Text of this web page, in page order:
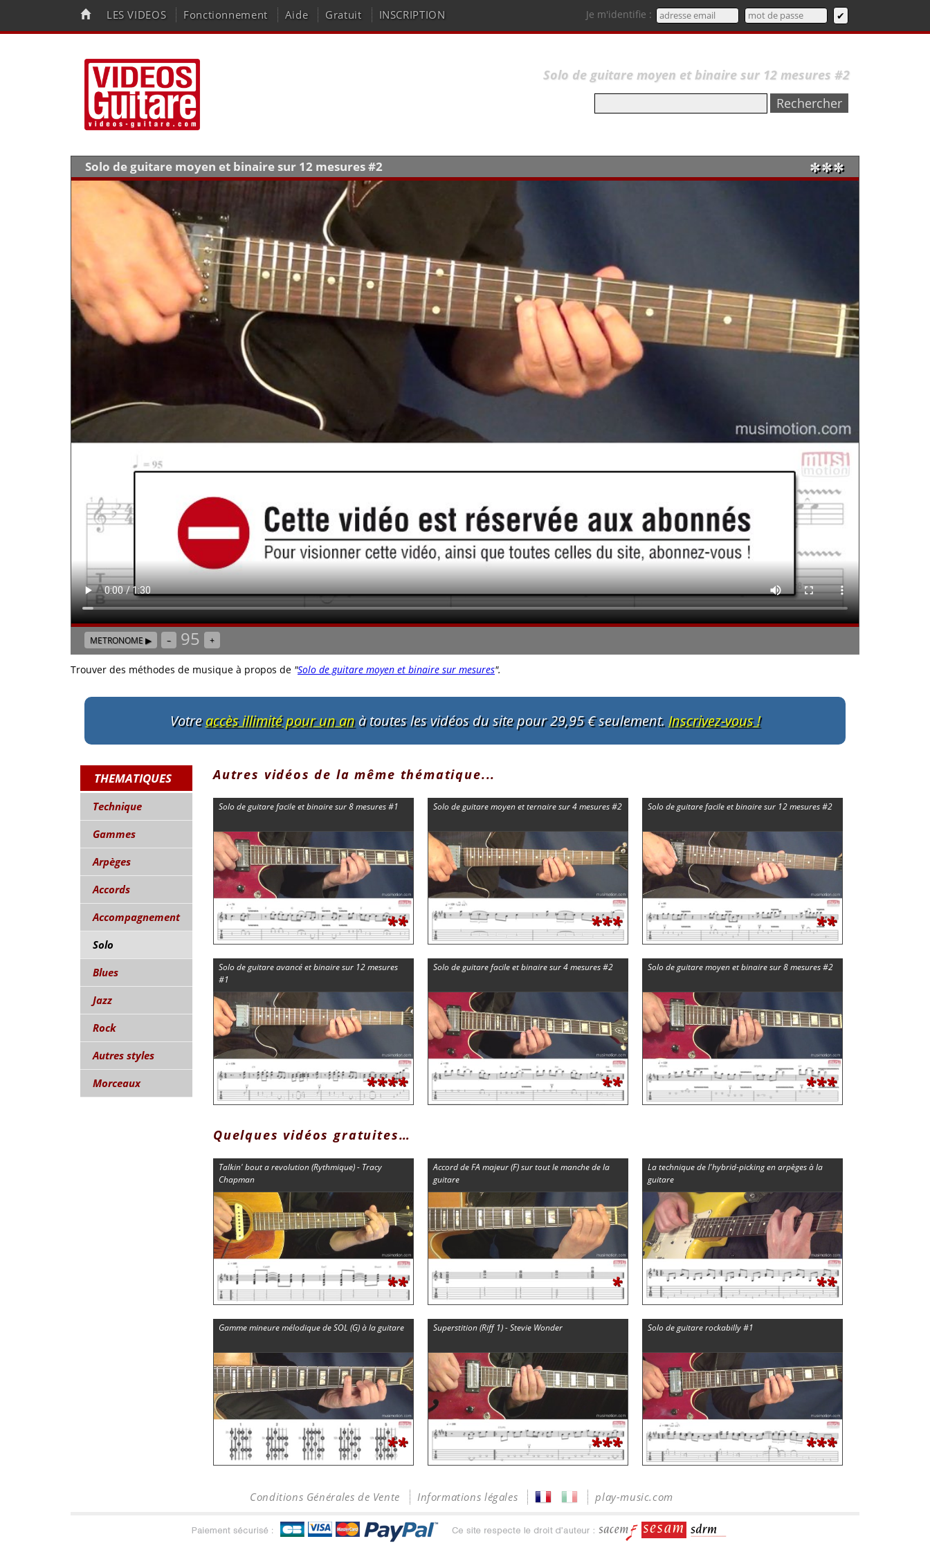
LES VIDEOS Fonctionnement Aide Gratuit INSCRIPTION Je m'identifie :
Solo de guitare moyen et binaire sur 12 mesures #2
Solo de guitare moyen et binaire sur 12 mesures #2 ✼✼✼
METRONOME ▶ – 95 +
Trouver des méthodes de musique à propos de "Solo de guitare moyen et binaire sur mesures".
Votreaccès illimité pour un anà toutes les vidéos du site pour 29,95 € seulement. Inscrivez-vous !
THEMATIQUES
Technique
Gammes
Arpèges
Accords
Accompagnement
Solo
Blues
Jazz
Rock
Autres styles
Morceaux
Autres vidéos de la même thématique...
Solo de guitare facile et binaire sur 8 mesures #1
**
Solo de guitare moyen et ternaire sur 4 mesures #2
***
Solo de guitare facile et binaire sur 12 mesures #2
**
Solo de guitare avancé et binaire sur 12 mesures
#1
****
Solo de guitare facile et binaire sur 4 mesures #2
**
Solo de guitare moyen et binaire sur 8 mesures #2
***
Quelques vidéos gratuites…
Talkin' bout a revolution (Rythmique) - Tracy
Chapman
**
Accord de FA majeur (F) sur tout le manche de la
guitare
*
La technique de l'hybrid-picking en arpèges à la
guitare
**
Gamme mineure mélodique de SOL (G) à la guitare
**
Superstition (Riff 1) - Stevie Wonder
***
Solo de guitare rockabilly #1
***
Conditions Générales de Vente Informations légales play-music.com